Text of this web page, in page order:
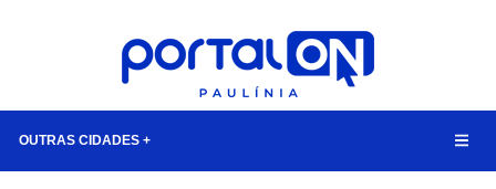
OUTRAS CIDADES +